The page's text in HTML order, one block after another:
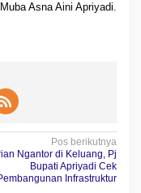
Asna Aini Apriyadi.
Pos berikutnya
Ngantor di Keluang, Pj
Bupati Apriyadi Cek
Infrastruktur